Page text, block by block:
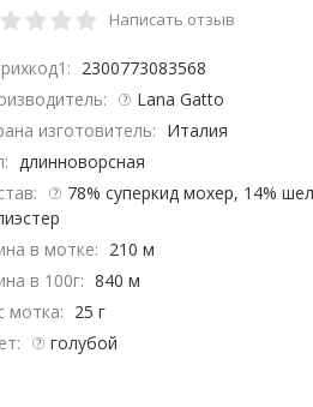
Написать отзыв
2300773083568
Lana Gatto
изготовитель: Италия
длинноворсная
78% суперкид мохер, 14%
в мотке: 210 м
в 100г: 840 м
мотка: 25 г
голубой